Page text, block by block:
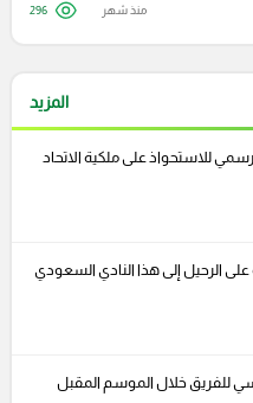
منذ شهر 296
المزيد
للاستحواذ على ملكية الاتحاد
الرحيل إلى هذا النادي السعودي
للفريق خلال الموسم المقبل